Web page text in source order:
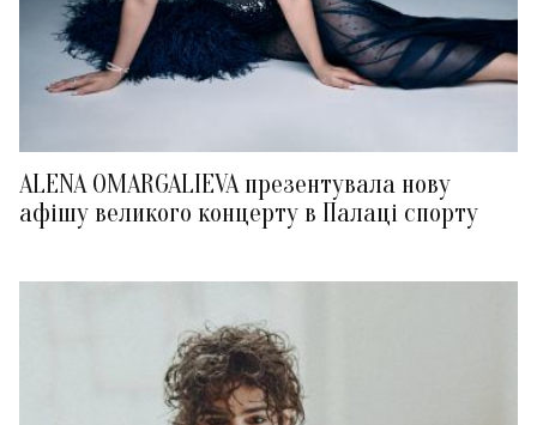
ALENA OMARGALIEVA презентувала нову
афішу великого концерту в Палаці спорту